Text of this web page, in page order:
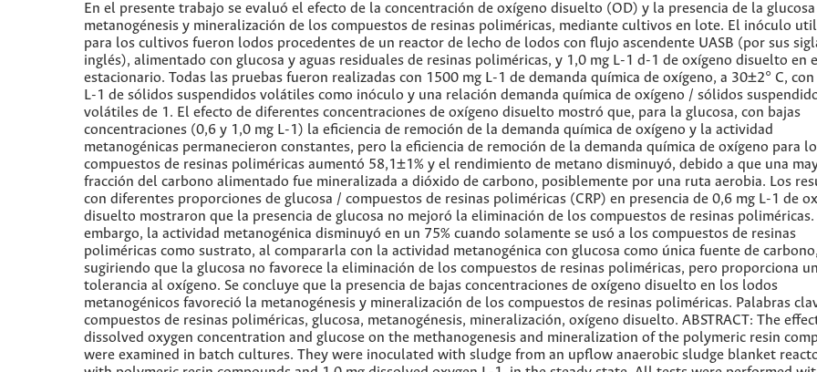
En el presente trabajo se evaluó el efecto de la concentración de oxígeno disuelto (OD) y la presencia de la
metanogénesis y mineralización de los compuestos de resinas poliméricas, mediante cultivos en lote. El inóculo
para los cultivos fueron lodos procedentes de un reactor de lecho de lodos con flujo ascendente UASB (por sus
inglés), alimentado con glucosa y aguas residuales de resinas poliméricas, y 1,0 mg L-1 d-1 de oxígeno disuelto en
estacionario. Todas las pruebas fueron realizadas con 1500 mg L-1 de demanda química de oxígeno, a 30±2° C,
L-1 de sólidos suspendidos volátiles como inóculo y una relación demanda química de oxígeno / sólidos
volátiles de 1. El efecto de diferentes concentraciones de oxígeno disuelto mostró que, para la glucosa, con bajas
concentraciones (0,6 y 1,0 mg L-1) la eficiencia de remoción de la demanda química de oxígeno y la actividad
metanogénicas permanecieron constantes, pero la eficiencia de remoción de la demanda química de oxígeno para
compuestos de resinas poliméricas aumentó 58,1±1% y el rendimiento de metano disminuyó, debido a que una
fracción del carbono alimentado fue mineralizada a dióxido de carbono, posiblemente por una ruta aerobia. Los
con diferentes proporciones de glucosa / compuestos de resinas poliméricas (CRP) en presencia de 0,6 mg L-1 de
disuelto mostraron que la presencia de glucosa no mejoró la eliminación de los compuestos de resinas poliméricas.
embargo, la actividad metanogénica disminuyó en un 75% cuando solamente se usó a los compuestos de resinas
poliméricas como sustrato, al compararla con la actividad metanogénica con glucosa como única fuente de
sugiriendo que la glucosa no favorece la eliminación de los compuestos de resinas poliméricas, pero proporciona
tolerancia al oxígeno. Se concluye que la presencia de bajas concentraciones de oxígeno disuelto en los lodos
metanogénicos favoreció la metanogénesis y mineralización de los compuestos de resinas poliméricas. Palabras
compuestos de resinas poliméricas, glucosa, metanogénesis, mineralización, oxígeno disuelto. ABSTRACT: The
dissolved oxygen concentration and glucose on the methanogenesis and mineralization of the polymeric resin
were examined in batch cultures. They were inoculated with sludge from an upflow anaerobic sludge blanket